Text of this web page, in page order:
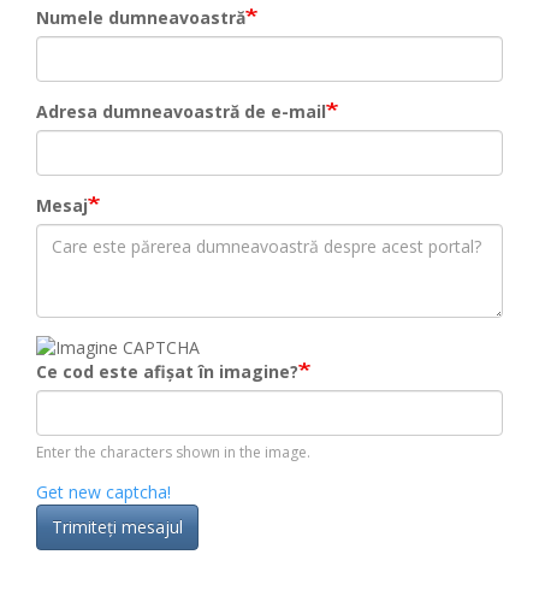
Numele dumneavoastră
Adresa dumneavoastră de e-mail
Mesaj
Ce cod este afișat în imagine?
Enter the characters shown in the image.
Get new captcha!
Trimiteţi mesajul